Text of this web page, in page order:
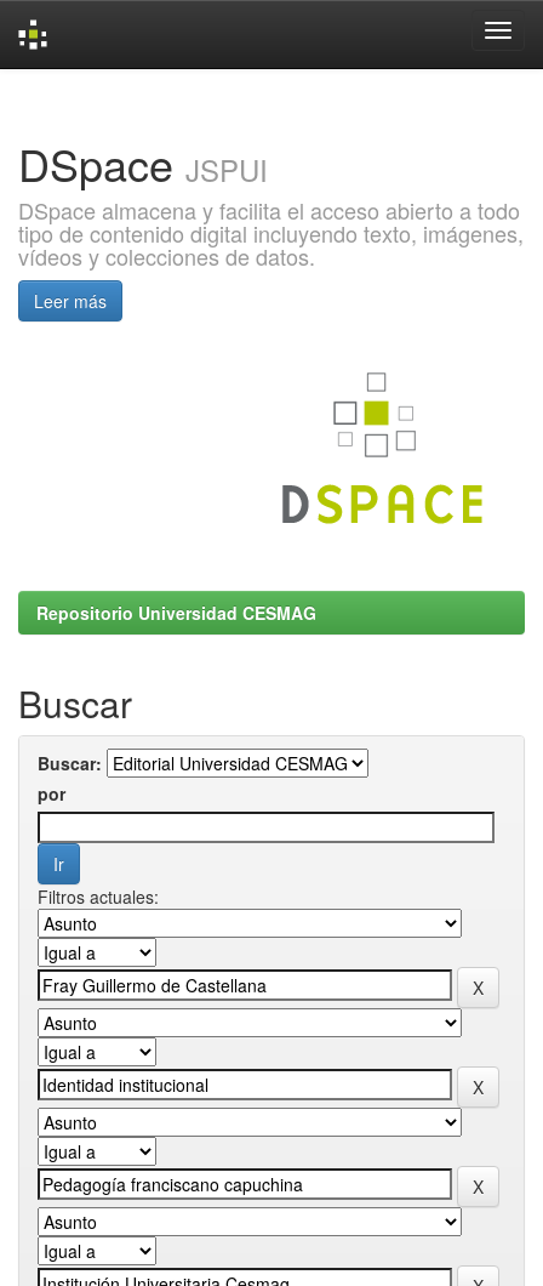
DSpace JSPUI
DSpace almacena y facilita el acceso abierto a todo
tipo de contenido digital incluyendo texto, imágenes,
vídeos y colecciones de datos.
Leer más
Repositorio Universidad CESMAG
Buscar
Buscar:
por
Filtros actuales: